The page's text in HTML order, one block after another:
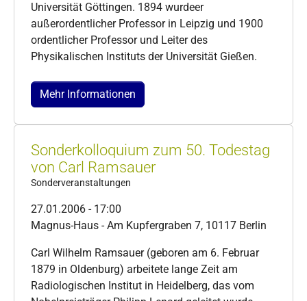
Universität Göttingen. 1894 wurdeer
außerordentlicher Professor in Leipzig und 1900
ordentlicher Professor und Leiter des
Physikalischen Instituts der Universität Gießen.
Mehr Informationen
Sonderkolloquium zum 50. Todestag
von Carl Ramsauer
Sonderveranstaltungen
27.01.2006 - 17:00
Magnus-Haus - Am Kupfergraben 7, 10117 Berlin
Carl Wilhelm Ramsauer (geboren am 6. Februar
1879 in Oldenburg) arbeitete lange Zeit am
Radiologischen Institut in Heidelberg, das vom